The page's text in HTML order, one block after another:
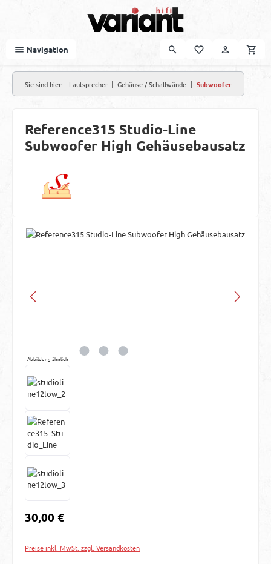
Navigation
Sie sind hier: Lautsprecher | Gehäuse / Schallwände | Subwoofer
Reference315 Studio-Line
Subwoofer High Gehäusebausatz
Bildergalerie überspringen
Abbildung ähnlich
Regulärer Preis:
30,00 €
Preise inkl. MwSt. zzgl. Versandkosten